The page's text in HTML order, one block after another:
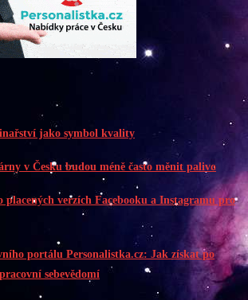
jako symbol kvality
v Česku budou méně často měnit palivo
placených verzích Facebooku a Instagramu pro
portálu Personalistka.cz: Jak získat po
sebevědomí